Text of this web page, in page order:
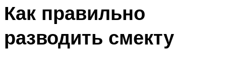
Как правильно
разводить смекту